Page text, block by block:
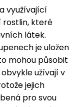
využívající
rostlin, které
látek.
je uložen
mohou působit
užívají v
jejich
pro svou